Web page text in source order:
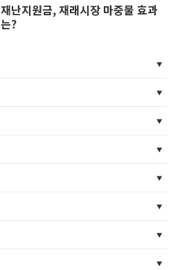
재난지원금, 재래시장 마중물 효과
는?